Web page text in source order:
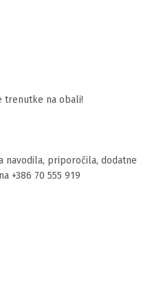
trenutke na obali!
navodila, priporočila, dodatne
+386 70 555 919